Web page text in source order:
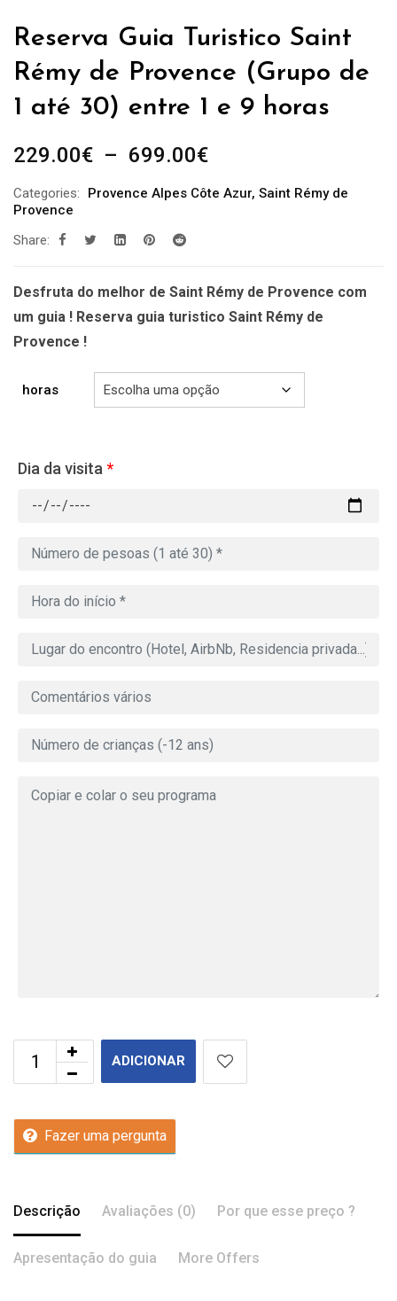
Reserva Guia Turistico Saint
Rémy de Provence (Grupo de
1 até 30) entre 1 e 9 horas
229.00€ – 699.00€Plage
prix :
Categories: Provence Alpes Côte Azur, Saint Rémy de
Provence
Share:
Desfruta do melhor de Saint Rémy de Provence com
um guia ! Reserva guia turistico Saint Rémy de
Provence !
horas
Dia da visita *
ADICIONAR
Fazer uma pergunta
Descrição Avaliações (0) Por que esse preço ?
Apresentação do guia More Offers